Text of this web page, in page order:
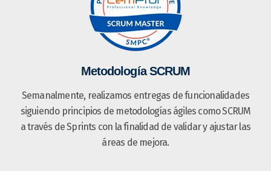
Metodología SCRUM
Semanalmente, realizamos entregas de funcionalidades
siguiendo principios de metodologías ágiles como SCRUM
a través de Sprints con la finalidad de validar y ajustar las
áreas de mejora.